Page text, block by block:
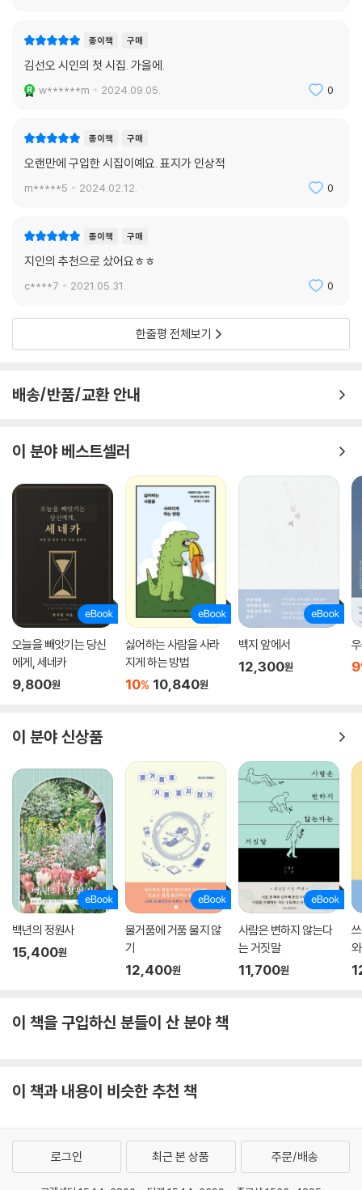
종이책 구매
김선오 시인의 첫 시집. 가을에.
w******m 2024.09.05. 0
종이책 구매
오랜만에 구입한 시집이예요. 표지가 인상적
m*****5 2024.02.12. 0
종이책 구매
지인의 추천으로 샀어요ㅎㅎ
c****7 2021.05.31. 0
한줄평 전체보기
배송/반품/교환 안내
이 분야 베스트셀러
오늘을 빼앗기는 당신
에게, 세네카
9,800원
싫어하는 사람을 사라
지게 하는 방법
10% 10,840원
백지 앞에서
12,300원 9
이 분야 신상품
백년의 정원사
15,400원
물거품에 거품 물지 않
기
12,400원
사람은 변하지 않는다
는 거짓말
11,700원
이 책을 구입하신 분들이 산 분야 책
이 책과 내용이 비슷한 추천 책
로그인 최근 본 상품 주문/배송